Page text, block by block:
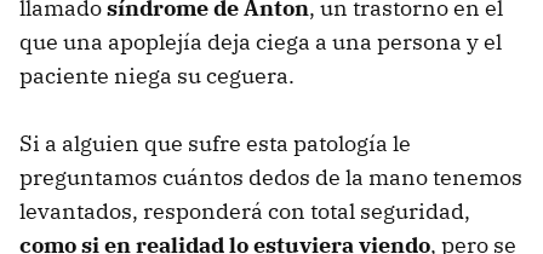
llamadosíndrome de Anton, un trastorno en el
que una apoplejía deja ciega a una persona y el
paciente niega su ceguera.
Si a alguien que sufre esta patología le
preguntamos cuántos dedos de la mano tenemos
levantados, responderá con total seguridad,
como si en realidad lo estuviera viendo, pero se